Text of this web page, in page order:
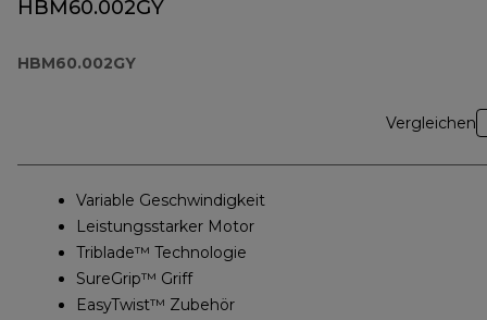
HBM60.002GY
HBM60.002GY
Vergleichen
Variable Geschwindigkeit
Leistungsstarker Motor
Triblade™ Technologie
SureGrip™ Griff
EasyTwist™ Zubehör